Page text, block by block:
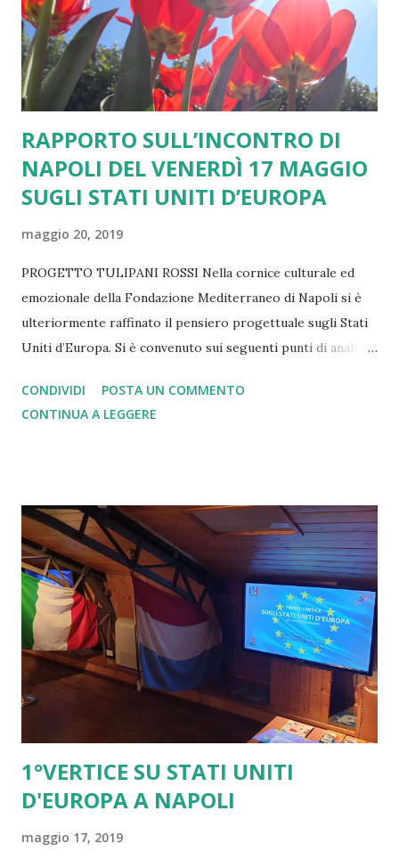
comunque perdono terreno per cui c’è da capire quale
percorso intraprendere per non rimanere ancorati allo
status quo che produce solo alimento per gli anti
europeisti... All...
RAPPORTO SULL’INCONTRO DI
NAPOLI DEL VENERDÌ 17 MAGGIO
SUGLI STATI UNITI D’EUROPA
maggio 20, 2019
PROGETTO TULIPANI ROSSI Nella cornice culturale ed
emozionale della Fondazione Mediterraneo di Napoli si è
ulteriormente raffinato il pensiero progettuale sugli Stati
Uniti d’Europa. Si è convenuto sui seguenti punti di analisi
elezioni per il rinnovo del Parlamento Europeo via via si è
ripiegato sulle dinamiche conflittuali interne al nostro
mancati i confronti pubblici sui i vari risvolti dei due
approcci prevalenti: la incalzante scelta Sovranista del
ritorno alla centralità dello Stato Nazione e la ostinata
difesa dell’attuale modello dell' Unione Europea. Entrambe
le due soluzioni sono state ancora una volta ritenute
sbagliate. La prima è stata unanimemente considerata come
disastrosa e dalle conseguenze rovinose per i caratteri ...
CONDIVIDI
POSTA UN COMMENTO
CONTINUA A LEGGERE
1°VERTICE SU STATI UNITI
D'EUROPA A NAPOLI
maggio 17, 2019